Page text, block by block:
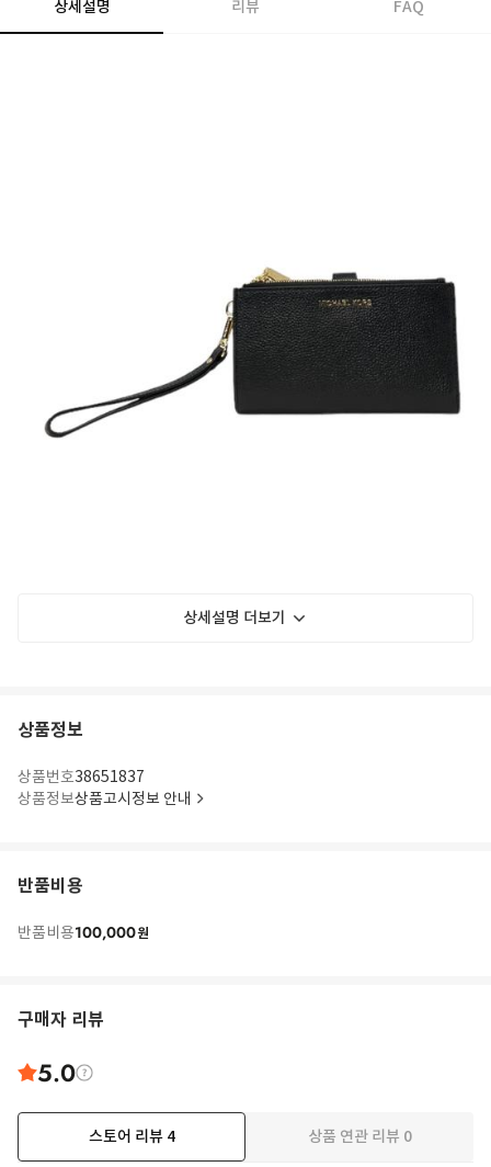
상세설명 리뷰 FAQ
상세설명 더보기
상품정보
상품번호38651837
상품정보상품고시정보 안내
반품비용
반품비용100,000원
구매자 리뷰
5.0
스토어 리뷰 4 상품 연관 리뷰 0